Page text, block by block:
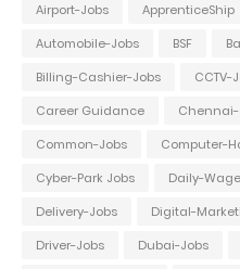
Airport-Jobs
ApprenticeShip
Automobile-Jobs
BSF
Billing-Cashier-Jobs
CCTV-
Career Guidance
Common-Jobs
Computer-
Cyber-Park Jobs
Daily-
Delivery-Jobs
Digital-
Driver-Jobs
Dubai-Jobs